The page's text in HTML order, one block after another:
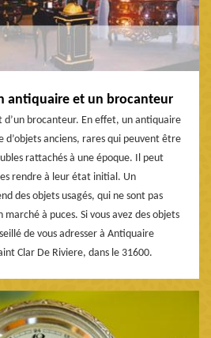
antiquaire et un brocanteur
brocanteur. En effet, un antiquaire
d’objets anciens, rares qui peuvent être
rattachés à une époque. Il peut
rendre à leur état initial. Un
des objets usagés, qui ne sont pas
à puces. Si vous avez des objets
de vous adresser à Antiquaire
Clar De Riviere, dans le 31600.